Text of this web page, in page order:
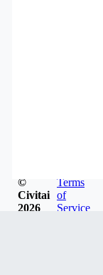
©
Civitai
2026
Terms
of
Service